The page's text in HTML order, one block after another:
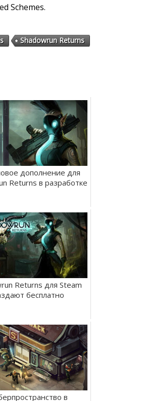
Schemes.
Shadowrun Returns
дополнение для
Returns в разработке
Returns для Steam
бесплатно
в